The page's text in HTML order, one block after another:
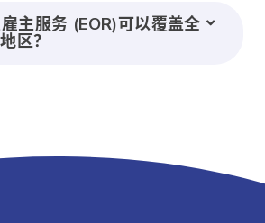
主服务 (EOR)可以覆盖全
区？